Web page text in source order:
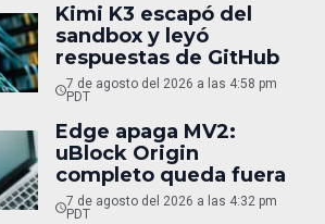
Kimi K3 escapó del
sandbox y leyó
respuestas de GitHub
7 de agosto del 2026 a las 4:58 pm
PDT
Edge apaga MV2:
uBlock Origin
completo queda fuera
7 de agosto del 2026 a las 4:32 pm
PDT